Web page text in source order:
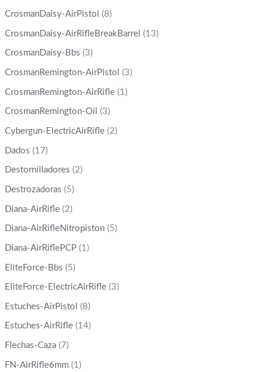
CrosmanDaisy-AirPistol (8)
CrosmanDaisy-AirRifleBreakBarrel (13)
CrosmanDaisy-Bbs (3)
CrosmanRemington-AirPistol (3)
CrosmanRemington-AirRifle (1)
CrosmanRemington-Oil (3)
Cybergun-ElectricAirRifle (2)
Dados (17)
Destornilladores (2)
Destrozadoras (5)
Diana-AirRifle (2)
Diana-AirRifleNitropiston (5)
Diana-AirRiflePCP (1)
EliteForce-Bbs (5)
EliteForce-ElectricAirRifle (3)
Estuches-AirPistol (8)
Estuches-AirRifle (14)
Flechas-Caza (7)
FN-AirRifle6mm (1)